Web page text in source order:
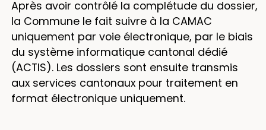
Après avoir contrôlé la complétude du dossier,
la Commune le fait suivre à la CAMAC
uniquement par voie électronique, par le biais
du système informatique cantonal dédié
(ACTIS). Les dossiers sont ensuite transmis
aux services cantonaux pour traitement en
format électronique uniquement.